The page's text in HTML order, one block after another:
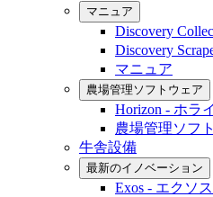
マニュア
Discovery
Discovery
マニュア
農場管理ソフトウェア
Horizon - ホラ
農場管理ソフ
牛舎設備
最新のイノベーション
Exos - エクソス